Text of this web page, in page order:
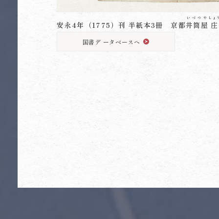
安永4年（1775）刊 半紙本3冊 京都井筒屋
いづつや
庄
しょ
国書デ ータベースへ